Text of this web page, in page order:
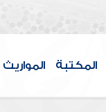
المكتبة المواريث